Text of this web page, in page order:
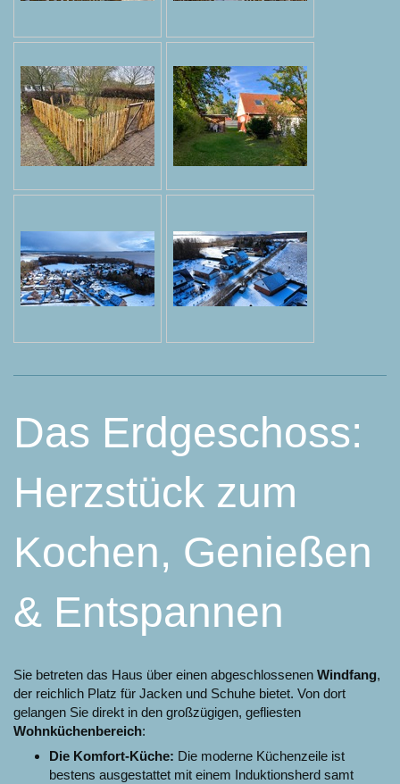
Das Erdgeschoss:
Herzstück zum
Kochen, Genießen
& Entspannen
Sie betreten das Haus über einen abgeschlossenen Windfang,
der reichlich Platz für Jacken und Schuhe bietet. Von dort
gelangen Sie direkt in den großzügigen, gefliesten
Wohnküchenbereich:
Die Komfort-Küche: Die moderne Küchenzeile ist
bestens ausgestattet mit einem Induktionsherd samt